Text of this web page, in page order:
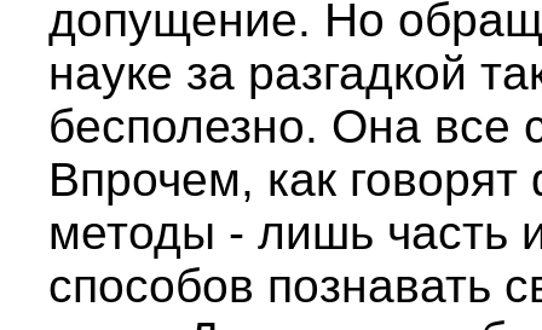
допущение. Но
науке за разгадкой
бесполезно. Она все
Впрочем, как
методы - лишь часть
способов познавать